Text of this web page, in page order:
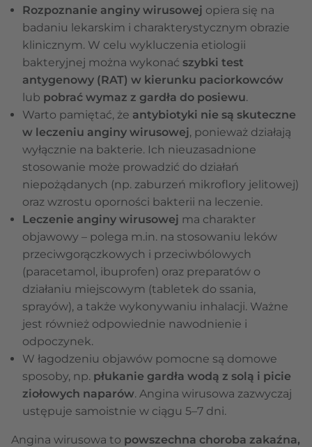
Rozpoznanie anginy wirusowej opiera się na
badaniu lekarskim i charakterystycznym obrazie
klinicznym. W celu wykluczenia etiologii
bakteryjnej można wykonać szybki test
antygenowy (RAT) w kierunku paciorkowców
lub pobrać wymaz z gardła do posiewu.
Warto pamiętać, że antybiotyki nie są skuteczne
w leczeniu anginy wirusowej, ponieważ działają
wyłącznie na bakterie. Ich nieuzasadnione
stosowanie może prowadzić do działań
niepożądanych (np. zaburzeń mikroflory jelitowej)
oraz wzrostu oporności bakterii na leczenie.
Leczenie anginy wirusowej ma charakter
objawowy – polega m.in. na stosowaniu leków
przeciwgorączkowych i przeciwbólowych
(paracetamol, ibuprofen) oraz preparatów o
działaniu miejscowym (tabletek do ssania,
sprayów), a także wykonywaniu inhalacji. Ważne
jest również odpowiednie nawodnienie i
odpoczynek.
W łagodzeniu objawów pomocne są domowe
sposoby, np. płukanie gardła wodą z solą i picie
ziołowych naparów. Angina wirusowa zazwyczaj
ustępuje samoistnie w ciągu 5–7 dni.
Angina wirusowa to powszechna choroba zakaźna,